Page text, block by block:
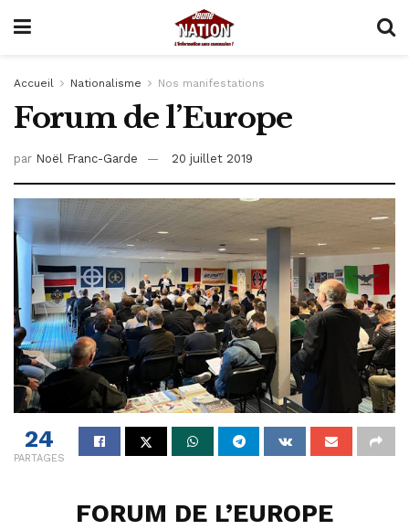
Accueil Nationalisme Nos manifestations
Forum de l’Europe
par Noël Franc-Garde 20 juillet 2019
24
PARTAGES
FORUM DE L’EUROPE